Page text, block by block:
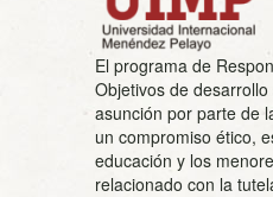
El programa de
Objetivos de
asunción por parte de
un compromiso ético,
educación y los
relacionado con la